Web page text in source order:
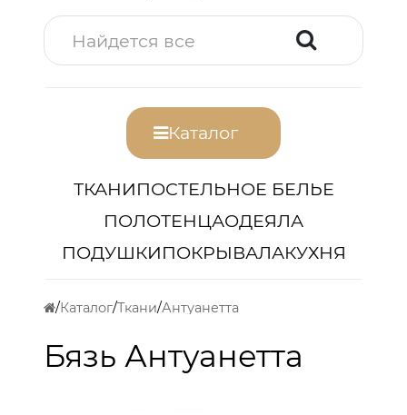
Каталог
ТКАНИПОСТЕЛЬНОЕ БЕЛЬЕ
ПОЛОТЕНЦАОДЕЯЛА
ПОДУШКИПОКРЫВАЛАКУХНЯ
Каталог Ткани Антуанетта
Бязь Антуанетта